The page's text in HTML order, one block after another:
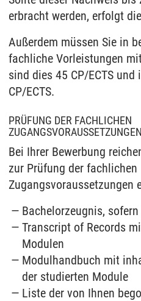
erbracht werden, erfolgt
Außerdem müssen Sie in
fachliche Vorleistungen
sind dies 45 CP/ECTS
CP/ECTS.
PRÜFUNG DER FACHLICHEN
ZUGANGSVORAUSSETZUNGEN
Bei Ihrer Bewerbung
zur Prüfung der fachlichen
Zugangsvoraussetzungen
Bachelorzeugnis,
Transcript of Records
Modulen
Modulhandbuch mit
der studierten Module
Liste der von Ihnen